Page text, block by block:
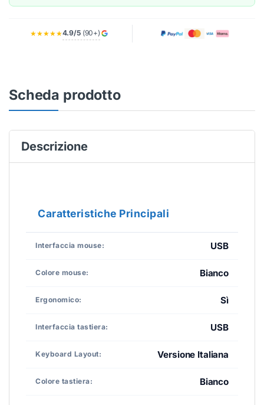
★★★★★4.9/5(90+)
Scheda prodotto
Descrizione
Caratteristiche Principali
Interfaccia mouse: USB
Colore mouse: Bianco
Ergonomico: Sì
Interfaccia tastiera: USB
Keyboard Layout: Versione Italiana
Colore tastiera: Bianco